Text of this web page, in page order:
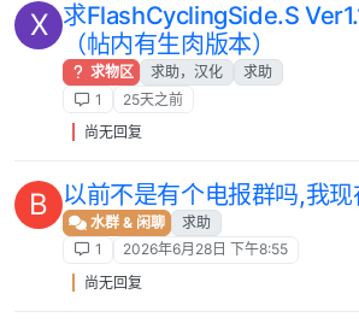
X 求FlashCyclingSide.S
（帖内有生肉版本）
求物区 求助，汉化
求助
1
25天之前
尚无回复
B 以前不是有个电报群吗,我
水群 & 闲聊
求助
1
2026年6月28日 下午8:55
尚无回复